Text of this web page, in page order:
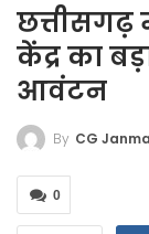
छत्तीसगढ़
केंद्र का
आवंटन
By CG
0